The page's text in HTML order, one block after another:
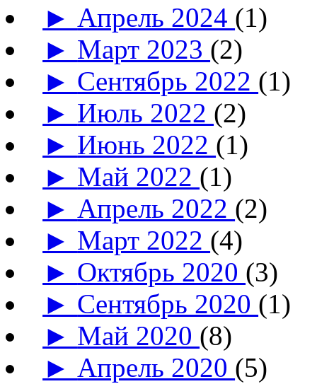
► Апрель 2024 (1)
► Март 2023 (2)
► Сентябрь 2022 (1)
► Июль 2022 (2)
► Июнь 2022 (1)
► Май 2022 (1)
► Апрель 2022 (2)
► Март 2022 (4)
► Октябрь 2020 (3)
► Сентябрь 2020 (1)
► Май 2020 (8)
► Апрель 2020 (5)